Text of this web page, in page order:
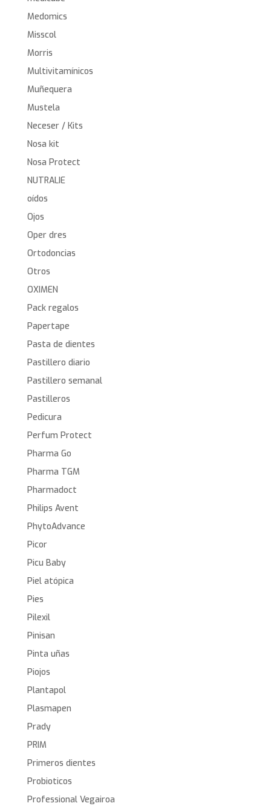
Medomics
Misscol
Morris
Multivitamínicos
Muñequera
Mustela
Neceser / Kits
Nosa kit
Nosa Protect
NUTRALIE
oídos
Ojos
Oper dres
Ortodoncias
Otros
OXIMEN
Pack regalos
Papertape
Pasta de dientes
Pastillero diario
Pastillero semanal
Pastilleros
Pedicura
Perfum Protect
Pharma Go
Pharma TGM
Pharmadoct
Philips Avent
PhytoAdvance
Picor
Picu Baby
Piel atópica
Pies
Pilexil
Pinisan
Pinta uñas
Piojos
Plantapol
Plasmapen
Prady
PRIM
Primeros dientes
Probioticos
Professional Vegairoa